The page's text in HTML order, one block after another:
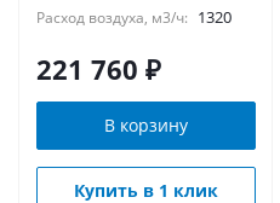
Расход воздуха, м3/ч: 1320
221 760 ₽
В корзину
Купить в 1 клик